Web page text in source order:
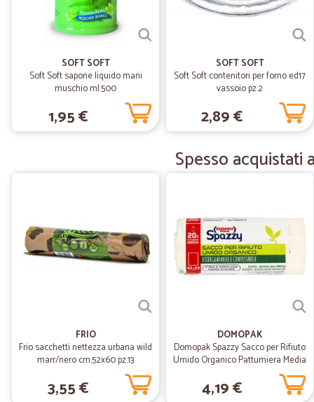
SOFT SOFT
Soft Soft sapone liquido mani
muschio ml.500
1,95 €
SOFT SOFT
Soft Soft contenitori per forno ed17
vassoio pz.2
2,89 €
Spesso acquistati
FRIO
Frio sacchetti nettezza urbana wild
marr/nero cm.52x60 pz.13
3,55 €
DOMOPAK
Domopak Spazzy Sacco per Rifiuto
Umido Organico Pattumiera Media
20 lt 42x55 cm 20 pz
4,19 €